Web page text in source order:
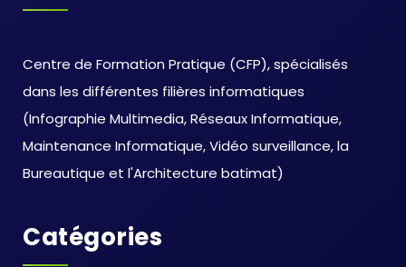
Centre de Formation Pratique (CFP), spécialisés
dans les différentes filières informatiques
(Infographie Multimedia, Réseaux Informatique,
Maintenance Informatique, Vidéo surveillance, la
Bureautique et l'Architecture batimat)
Catégories